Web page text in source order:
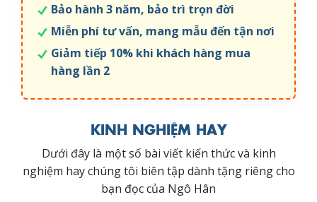
Bảo hành 3 năm, bảo trì trọn đời
Miễn phí tư vấn, mang mẫu đến tận nơi
Giảm tiếp 10% khi khách hàng mua
hàng lần 2
KINH NGHIỆM HAY
Dưới đây là một số bài viết kiến thức và kinh
nghiệm hay chúng tôi biên tập dành tặng riêng cho
bạn đọc của Ngô Hân